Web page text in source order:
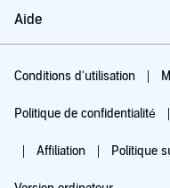
Aide
Conditions d'utilisation
Politique de confidentialité
Affiliation Politique